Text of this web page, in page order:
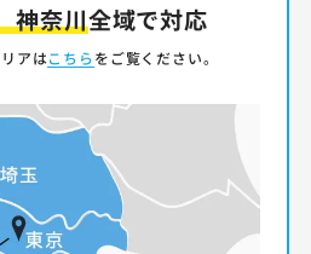
神奈川全域で対応
アはこちらをご覧ください。